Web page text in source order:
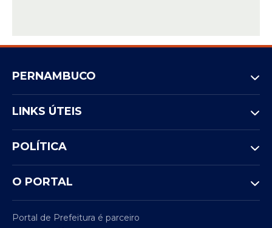
PERNAMBUCO
LINKS ÚTEIS
POLÍTICA
O PORTAL
Portal de Prefeitura é parceiro